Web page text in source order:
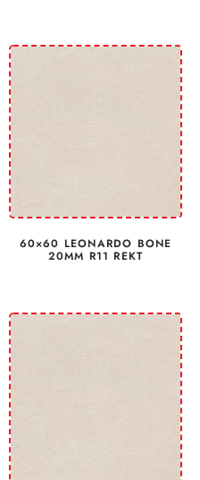
60×60 LEONARDO BONE
20MM R11 REKT